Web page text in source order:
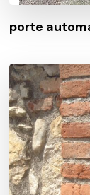
porte